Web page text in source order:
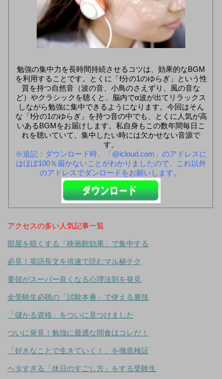
勉強の集中力を長時間持続させるコツは、効果的なBGM
を利用することです。とくに「f分の1のゆらぎ」という性
質を持つ自然音（波の音、小鳥のさえずり、風の音な
ど）やクラシックを聴くと、脳内でα波が出てリラックス
しながら勉強に集中できるようになります。今回はそん
な「f分の1のゆらぎ」を持つ音の中でも、とくに人気が高
いあるBGMをお届けします。私自身もこの数年間毎日こ
れを聴いていて、集中したい時には欠かせない音源で
す。
※追記：ダウンロード時、「@icloud.com」のアドレスに
はほぼ100％届かないことがわかりましたので、これ以外
のアドレスでダンロードをお願いします。
アクセスの多い人気記事一覧
部屋を暗くする「映画館効果」で集中する
必見！英語長文を倍速で読むマル秘テク
要領がスーパー良くなる心理法則を発見
全受験生必聴の「試験本番」で使える裏技
「儲かる資格」をついに見つけました
ついに発見！勉強に最適な間食はコレだ！
「好きなことで生きていく！」を徹底検証
ヘタすぎる「休日のすごし方」をする受験生